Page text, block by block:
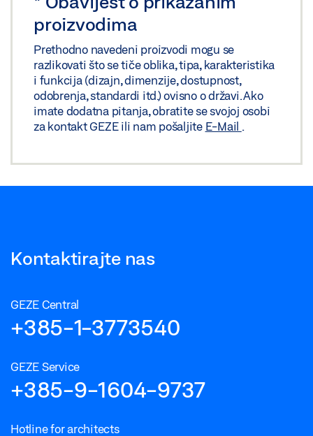
proizvodima
Prethodno navedeni proizvodi mogu se
razlikovati što se tiče oblika, tipa, karakteristika
i funkcija (dizajn, dimenzije, dostupnost,
odobrenja, standardi itd.) ovisno o državi. Ako
imate dodatna pitanja, obratite se svojoj osobi
za kontakt GEZE ili nam pošaljite E-Mail .
Kontaktirajte nas
GEZE Central
+385-1-3773540
GEZE Service
+385-9-1604-9737
Hotline for architects